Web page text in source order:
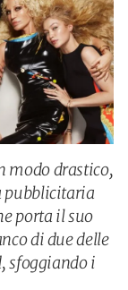
modo drastico,
pubblicitaria
porta il suo
di due delle
sfoggiando i